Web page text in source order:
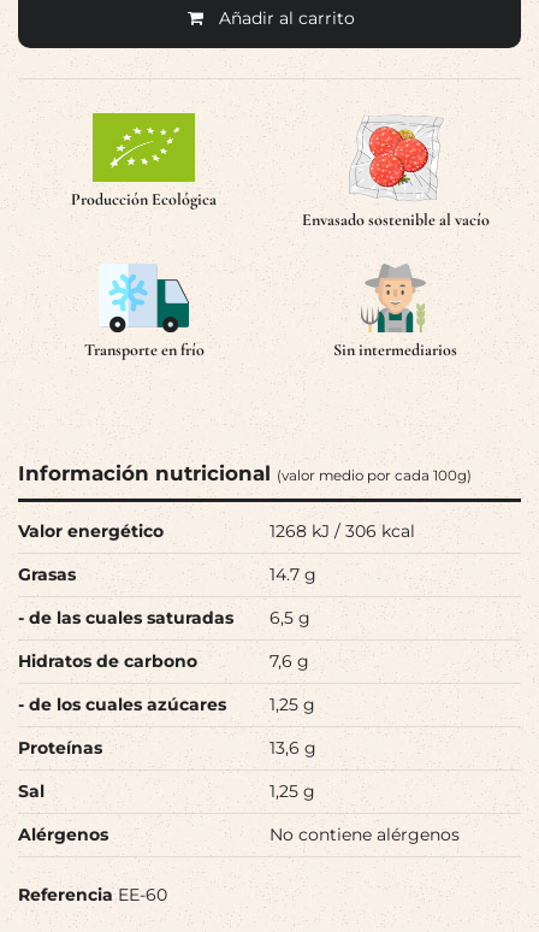
Añadir al carrito
Producción Ecológica
Envasado sostenible al vacío
Transporte en frío Sin intermediarios
Información nutricional (valor medio por cada 100g)
Valor energético
1268 kJ / 306 kcal
Grasas
14.7 g
- de las cuales saturadas
6,5 g
Hidratos de carbono
7,6 g
- de los cuales azúcares
1,25 g
Proteínas
13,6 g
Sal
1,25 g
Alérgenos
No contiene alérgenos
Referencia EE-60